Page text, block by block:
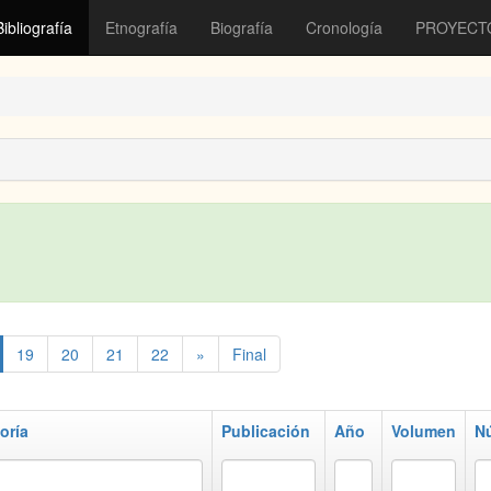
Etnografía Biografía Cronología
19 20 21 22 » Final
Publicación Año Volumen